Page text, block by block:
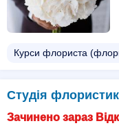
Курси флориста
Студія
Зачинено зараз